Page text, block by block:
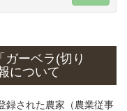
ガーベラ(切り
について
録された農家（農業従事